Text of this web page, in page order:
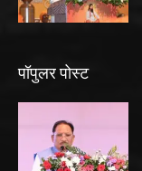
पॉपुलर पोस्ट